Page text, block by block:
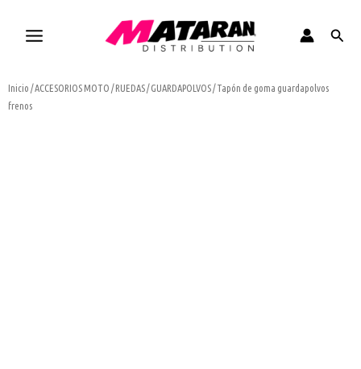
contenido
Inicio /ACCESORIOS MOTO /RUEDAS/GUARDAPOLVOS/ Tapón de goma guardapolvos
frenos